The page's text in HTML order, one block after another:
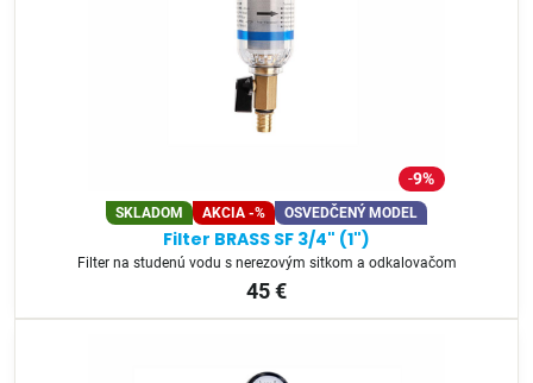
9%
SKLADOM AKCIA -% OSVEDČENÝ MODEL
Filter BRASS SF 3/4" (1")
Filter na studenú vodu s nerezovým sitkom a odkalovačom
45 €